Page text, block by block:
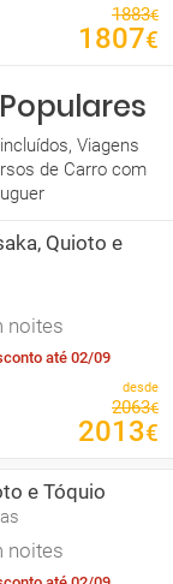
1883€
1807€
Viagens
de Carro com
Quioto e
noites
até 02/09
desde
2063€
2013€
e Tóquio
noites